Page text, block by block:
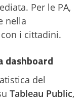
Per le PA,
nella
i cittadini.
dashboard
del
Tableau Public,